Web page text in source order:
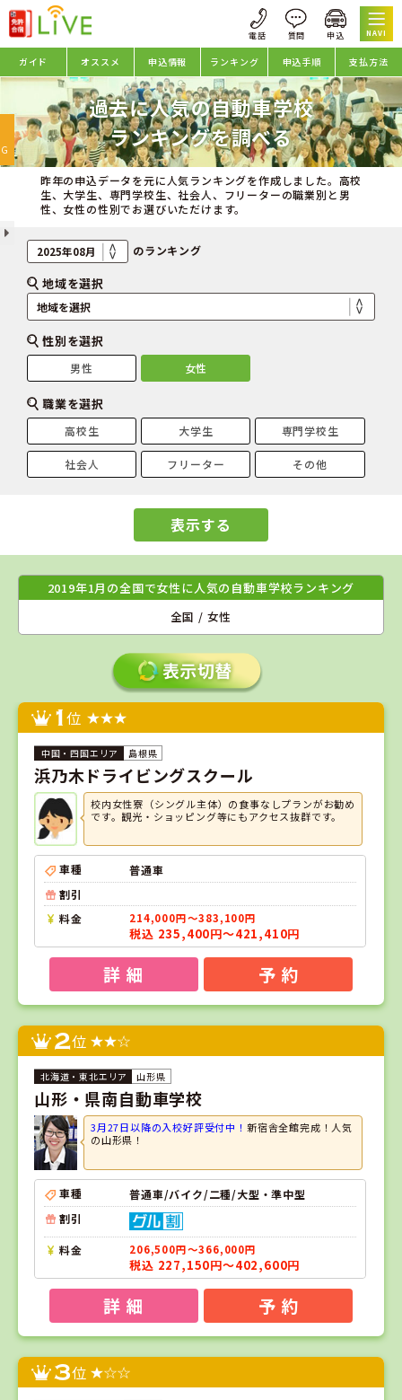
NAVI
ガイド オススメ 申込情報 ランキング 申込手順 支払方法
過去に人気の自動車学校
ランキングを調べる
昨年の申込データを元に人気ランキングを作成しました。高校
生、大学生、専門学校生、社会人、フリーターの職業別と男
性、女性の性別でお選びいただけます。
のランキング
地域を選択
性別を選択
男性 女性
職業を選択
高校生 大学生 専門学校生
社会人 フリーター その他
表示する
2019年1月の全国で女性に人気の自動車学校ランキング
全国 / 女性
1位
島根県
浜乃木ドライビングスクール
校内女性寮（シングル主体）の食事なしプランがお勧め
です。観光・ショッピング等にもアクセス抜群です。
車種
普通車
割引
料金
214,000円～383,100円
税込 235,400円～421,410円
詳 細 予 約
2位
山形県
山形・県南自動車学校
3月27日以降の入校好評受付中！ 新宿舎全館完成！人気
の山形県！
車種
普通車/バイク/二種/大型・準中型
割引
料金 206,500円～366,000円
税込 227,150円～402,600円
詳 細 予 約
3位